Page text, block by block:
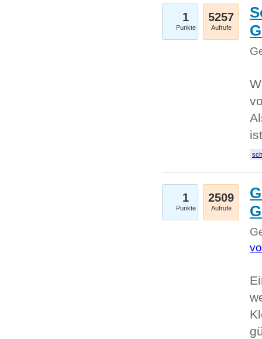
1
Punkte
5257
Aufrufe
1
Punkte
2509
Aufrufe